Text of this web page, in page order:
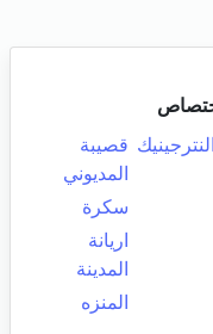
قصيبة
المديوني
سكرة
اريانة
المدينة
المنزه